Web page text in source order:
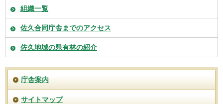
組織一覧
佐久合同庁舎までのアクセス
佐久地域の県有林の紹介
庁舎案内
サイトマップ